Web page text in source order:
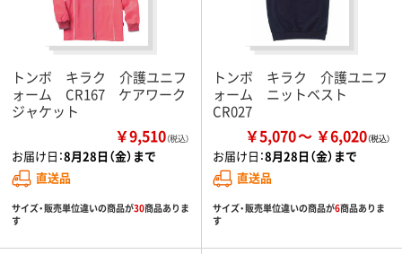
トンボ キラク 介護ユニフ
ォーム CR167 ケアワーク
ジャケット
￥9,510（税込）
お届け日：8月28日（金）まで
直送品
サイズ・販売単位違いの商品が30商品ありま
す
トンボ キラク 介護ユニフ
ォーム ニットベスト
CR027
￥5,070 ￥6,020
お届け日：8月28日（金）まで
直送品
サイズ・販売単位違いの商品が6商品ありま
す